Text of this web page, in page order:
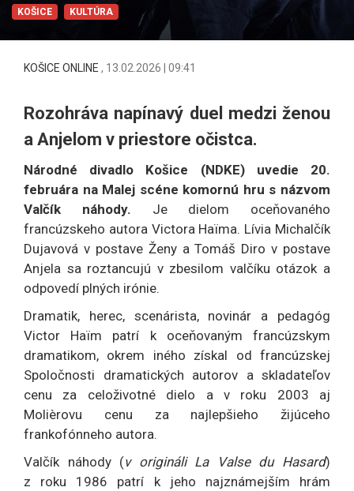
KOŠICE KULTÚRA
KOŠICE ONLINE , 13.02.2026 | 09:41
Rozohráva napínavý duel medzi ženou
a Anjelom v priestore očistca.
Národné divadlo Košice (NDKE) uvedie 20.
februára na Malej scéne komornú hru s názvom
Valčík náhody. Je dielom oceňovaného
francúzskeho autora Victora Haïma. Lívia Michalčík
Dujavová v postave Ženy a Tomáš Diro v postave
Anjela sa roztancujú v zbesilom valčíku otázok a
odpovedí plných irónie.
Dramatik, herec, scenárista, novinár a pedagóg
Victor Haïm patrí k oceňovaným francúzskym
dramatikom, okrem iného získal od francúzskej
Spoločnosti dramatických autorov a skladateľov
cenu za celoživotné dielo a v roku 2003 aj
Molièrovu cenu za najlepšieho žijúceho
frankofónneho autora.
Valčík náhody (v origináli La Valse du Hasard)
z roku 1986 patrí k jeho najznámejším hrám